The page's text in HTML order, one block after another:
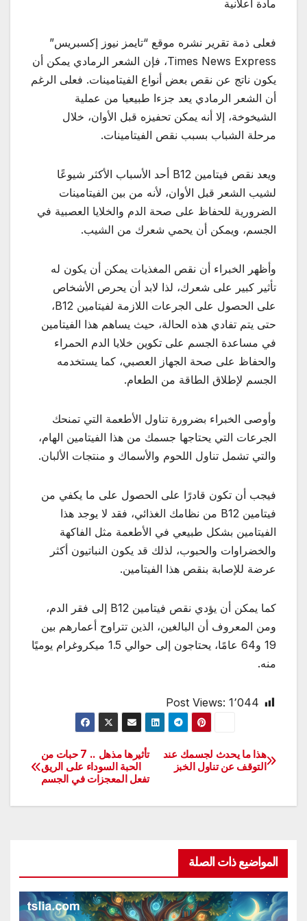
مادة اعلانية
فعلى ذمة تقرير نشره موقع “تايمز نيوز إكسبريس”
Times News Express، فإن الشعر الرمادي يمكن أن
يكون ناتج عن نقص بعض أنواع الفيتامينات. فعلى الرغم
أن الشعر الرمادي يعد جزءا طبيعيا من عملية
الشيخوخة، إلا أنه يمكن تحفيزه قبل الأوان، خلال
مرحلة الشباب بسبب نقص الفيتامينات.
ويعد نقص فيتامين B12 أحد الأسباب الأكثر شيوعًا
لشيب الشعر قبل الأوان، لأنه من بين الفيتامينات
الضرورية للحفاظ على صحة الدم والخلايا العصبية في
الجسم، ويمكن أن يحمي شعرك من الشيب.
وأظهر الخبراء أن نقص المغذيات يمكن أن يكون له
تأثير كبير على شعرك، لذا لابد أن يحرص الأشخاص
على الحصول على الجرعات اللازمة لفيتامين B12،
حتى يتم تفادي هذه الحالة، حيث يساهم هذا الفيتامين
في مساعدة الجسم على تكوين خلايا الدم الحمراء
والحفاظ على صحة الجهاز العصبي، كما يستخدمه
الجسم لإطلاق الطاقة من الطعام.
وأوصى الخبراء بضرورة تناول الأطعمة التي تمنحك
الجرعات التي يحتاجها جسمك من هذا الفيتامين الهام،
والتي تشمل تناول اللحوم والأسماك و منتجات الألبان.
فيجب أن تكون قادرًا على الحصول على ما يكفي من
فيتامين B12 من نظامك الغذائي، فقد لا يوجد هذا
الفيتامين بشكل طبيعي في الأطعمة مثل الفاكهة
والخضراوات والحبوب، لذلك قد يكون النباتيون أكثر
عرضة للإصابة بنقص هذا الفيتامين.
كما يمكن أن يؤدي نقص فيتامين B12 إلى فقر الدم،
ومن المعروف أن البالغين، الذين تتراوح أعمارهم بين
19 و64 عامًا، يحتاجون إلى حوالي 1.5 ميكروغرام يوميًا
منه.
Post Views: 1٬044
تصفّح
تأثيرها مذهل .. 7 حبات من
الحبة السوداء على الريق
تفعل المعجزات في الجسم
هذا ما يحدث لجسمك عند
التوقف عن تناول الخبز
المواضيع ذات الصلة